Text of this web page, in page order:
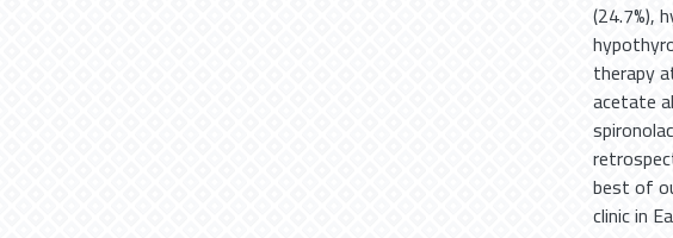
(24.7%),
therapy
acetate
best of
clinic in